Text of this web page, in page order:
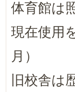
体育館は
現在使用
月）
旧校舎は